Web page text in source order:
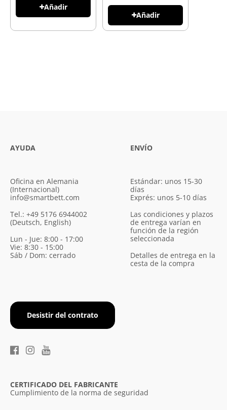
Añadir
Añadir
AYUDA
Oficina en Alemania
(Internacional)
info@smartbett.com
Tel.: +49 5176 6944002
(Deutsch, English)
Lun - Jue: 8:00 - 17:00
Vie: 8:30 - 15:00
Sáb / Dom: cerrado
Desistir del contrato
ENVÍO
Estándar: unos 15-30
días
Exprés: unos 5-10 días
Las condiciones y plazos
de entrega varían en
función de la región
seleccionada
Detalles de entrega en la
cesta de la compra
CERTIFICADO DEL FABRICANTE
Cumplimiento de la norma de seguridad